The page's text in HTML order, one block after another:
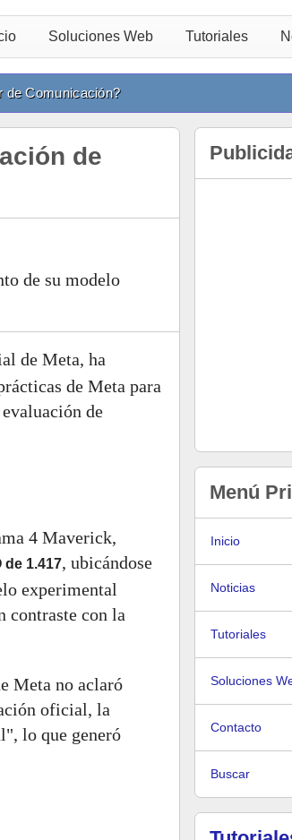
Soluciones Web Tutoriales
de Comunicación?
de
de su modelo
de Meta, ha
de Meta para
de
4 Maverick,
de 1.417, ubicándose
experimental
contraste con la
Meta no aclaró
oficial, la
lo que generó
Menú
Inicio
Noticias
Tutoriales
Soluciones
Contacto
Buscar